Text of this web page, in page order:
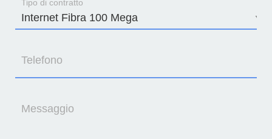
Tipo di contratto
Telefono
Messaggio